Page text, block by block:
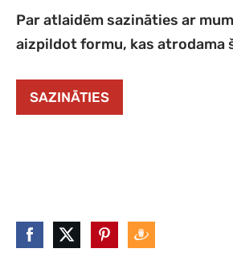
Par atlaidēm sazināties ar
aizpildot formu, kas atrodama
SAZINĀTIES